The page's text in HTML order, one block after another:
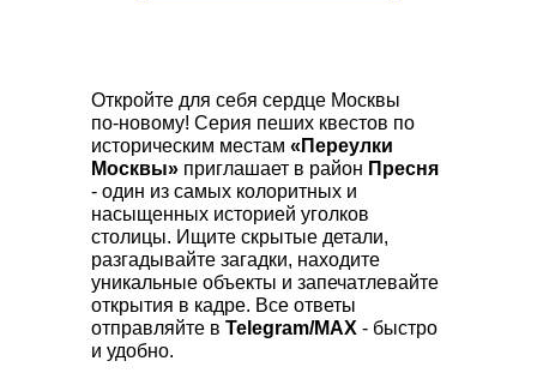
Откройте для себя сердце Москвы
по‑новому! Серия пеших квестов по
историческим местам «Переулки
Москвы» приглашает в район Пресня
- один из самых колоритных и
насыщенных историей уголков
столицы. Ищите скрытые детали,
разгадывайте загадки, находите
уникальные объекты и запечатлевайте
открытия в кадре. Все ответы
отправляйте в Telegram/МАХ - быстро
и удобно.